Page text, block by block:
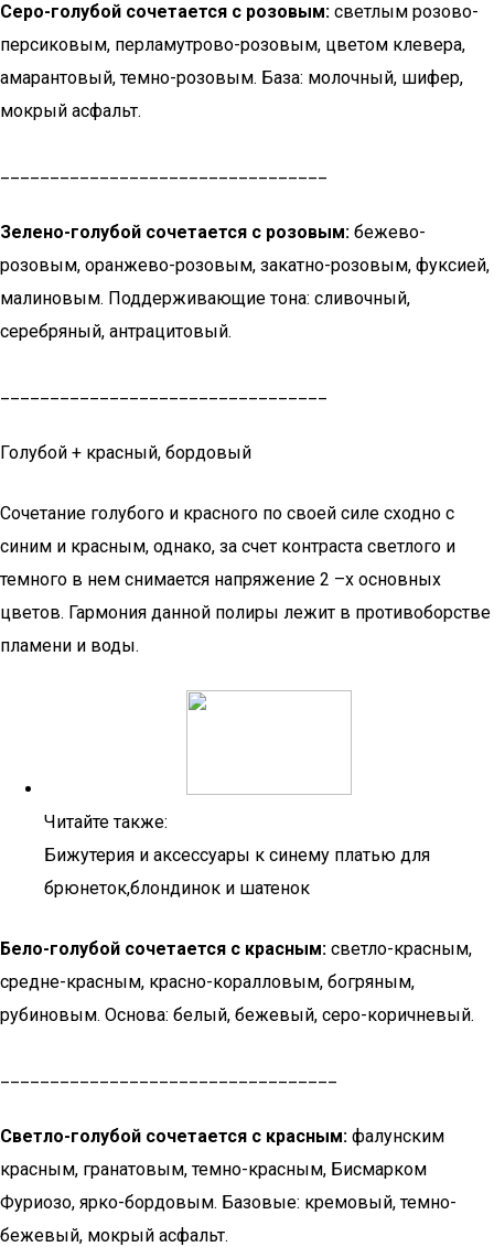
Серо-голубой сочетается с розовым: светлым розово-
персиковым, перламутрово-розовым, цветом клевера,
амарантовый, темно-розовым. База: молочный, шифер,
мокрый асфальт.
Зелено-голубой сочетается с розовым: бежево-
розовым, оранжево-розовым, закатно-розовым, фуксией,
малиновым. Поддерживающие тона: сливочный,
серебряный, антрацитовый.
Голубой + красный, бордовый
Сочетание голубого и красного по своей силе сходно с
синим и красным, однако, за счет контраста светлого и
темного в нем снимается напряжение 2 –х основных
цветов. Гармония данной полиры лежит в противоборстве
пламени и воды.
Читайте также:
Бижутерия и аксессуары к синему платью для
брюнеток,блондинок и шатенок
Бело-голубой сочетается с красным: светло-красным,
средне-красным, красно-коралловым, богряным,
рубиновым. Основа: белый, бежевый, серо-коричневый.
Светло-голубой сочетается с красным: фалунским
красным, гранатовым, темно-красным, Бисмарком
Фуриозо, ярко-бордовым. Базовые: кремовый, темно-
бежевый, мокрый асфальт.